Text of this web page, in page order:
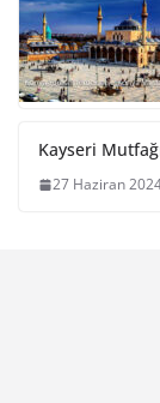
Kayseri
27 Haziran